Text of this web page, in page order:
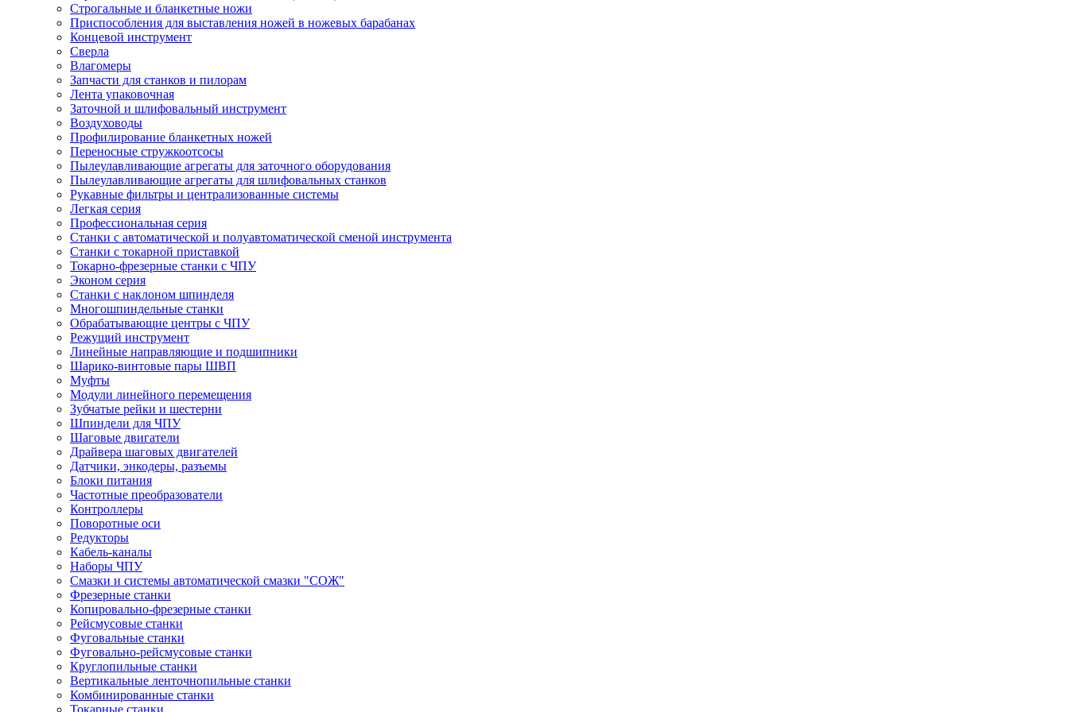
Cтрогальные и бланкетные ножи
Приспособления для выставления ножей в ножевых барабанах
Концевой инструмент
Сверла
Влагомеры
Запчасти для станков и пилорам
Лента упаковочная
Заточной и шлифовальный инструмент
Воздуховоды
Профилирование бланкетных ножей
Переносные стружкоотсосы
Пылеулавливающие агрегаты для заточного оборудования
Пылеулавливающие агрегаты для шлифовальных станков
Рукавные фильтры и централизованные системы
Легкая серия
Профессиональная серия
Станки с автоматической и полуавтоматической сменой инструмента
Станки с токарной приставкой
Токарно-фрезерные станки с ЧПУ
Эконом серия
Станки с наклоном шпинделя
Многошпиндельные станки
Обрабатывающие центры с ЧПУ
Режущий инструмент
Линейные направляющие и подшипники
Шарико-винтовые пары ШВП
Муфты
Модули линейного перемещения
Зубчатые рейки и шестерни
Шпиндели для ЧПУ
Шаговые двигатели
Драйвера шаговых двигателей
Датчики, энкодеры, разъемы
Блоки питания
Частотные преобразователи
Контроллеры
Поворотные оси
Редукторы
Кабель-каналы
Наборы ЧПУ
Смазки и системы автоматической смазки "СОЖ"
Фрезерные станки
Копировально-фрезерные станки
Рейсмусовые станки
Фуговальные станки
Фуговально-рейсмусовые станки
Круглопильные станки
Вертикальные ленточнопильные станки
Комбинированные станки
Токарные станки